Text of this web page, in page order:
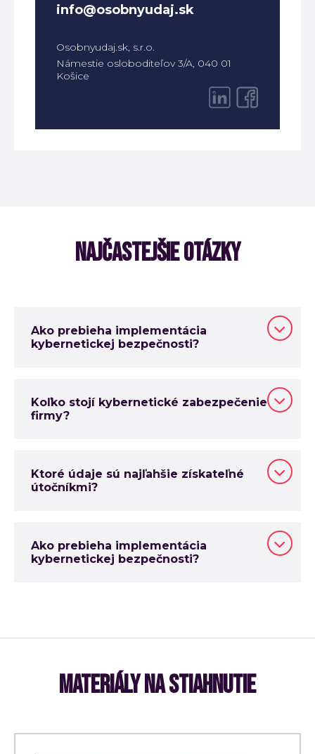
info@osobnyudaj.sk
Osobnyudaj.sk, s.r.o.
Námestie osloboditeľov 3/A, 040 01
Košice
NAJČASTEJŠIE OTÁZKY
Ako prebieha implementácia
kybernetickej bezpečnosti?
Koľko stojí kybernetické zabezpečenie
firmy?
Ktoré údaje sú najľahšie získateľné
útočníkmi?
Ako prebieha implementácia
kybernetickej bezpečnosti?
MATERIÁLY NA STIAHNUTIE